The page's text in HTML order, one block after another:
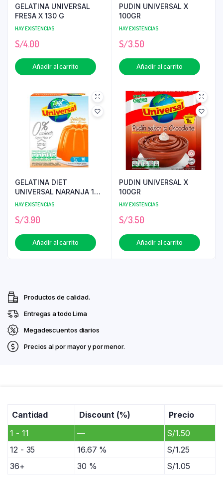
Cantidad Discount (%)
Precio
1 - 11
— S/1.50
12 - 35
16.67 % S/1.25
36+
30 % S/1.05
GELATINA UNIVERSAL
FRESA X 130 G
HAY EXISTENCIAS
S/4.00
Añadir al carrito
PUDIN UNIVERSAL X
100GR
HAY EXISTENCIAS
S/3.50
Añadir al carrito
GELATINA DIET
UNIVERSAL NARANJA 19
GR
HAY EXISTENCIAS
S/3.90
Añadir al carrito
PUDIN UNIVERSAL X
100GR
HAY EXISTENCIAS
S/3.50
Añadir al carrito
Productos de calidad.
Entregas a todo Lima
Megadescuentos diarios
Precios al por mayor y por menor.
comercialrosadito@gmail.com / ventas@rosadito.com.pe
Av. La Cultura 701. Pasaje Chanchamayo #1. Mercado Productores De